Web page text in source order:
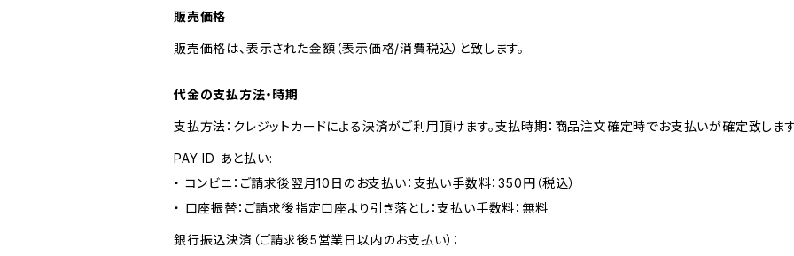
販売価格
販売価格は、表示された金額（表示価格/消費税込）と致します。
代金の支払方法・時期
支払方法：クレジットカードによる決済がご利用頂けます。支払時期：商品注文確定時でお支払いが確定致します
PAY ID あと払い:
・ コンビニ：ご請求後翌月10日のお支払い：支払い手数料：350円（税込）
・ 口座振替：ご請求後指定口座より引き落とし：支払い手数料：無料
銀行振込決済（ご請求後5営業日以内のお支払い）：